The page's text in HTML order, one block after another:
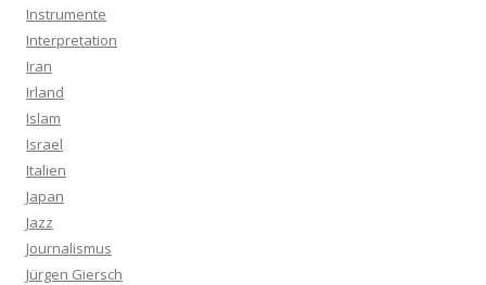
Instrumente
Interpretation
Iran
Irland
Islam
Israel
Italien
Japan
Jazz
Journalismus
Jürgen Giersch